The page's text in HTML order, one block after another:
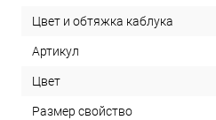
Цвет и обтяжка каблука
Артикул
Цвет
Размер свойство